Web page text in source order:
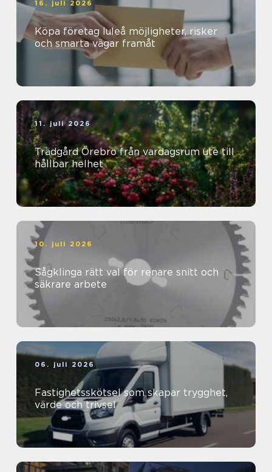
16. juli 2026
Köpa företag luleå möjligheter, risker
och smarta vägar framåt
11. juli 2026
Trädgård Örebro från vardagsrum ute till
hållbar helhet
10. juli 2026
Sågklinga rätt val för renare snitt och
säkrare arbete
06. juli 2026
Fastighetsskötsel som skapar trygghet,
värde och trivsel